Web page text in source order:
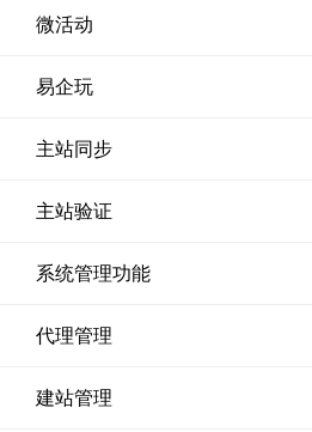
微活动
易企玩
主站同步
主站验证
系统管理功能
代理管理
建站管理